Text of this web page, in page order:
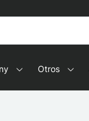
Otros